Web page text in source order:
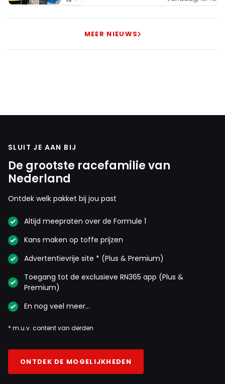
MEER NIEUWS
SLUIT JE AAN BIJ
De grootste racefamilie van
Nederland
Ontdek welk pakket bij jou past
Altijd meepraten over de Formule 1
Kans maken op toffe prijzen
Advertentievrije site * (Plus & Premium)
Toegang tot de exclusieve RN365 app (Plus &
Premium)
En nog veel meer…
* m.u.v. content van derden
ONTDEK DE MOGELIJKHEDEN